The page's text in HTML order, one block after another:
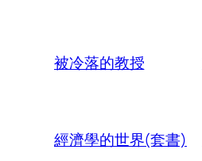
被冷落的教授
經濟學的世界(套書)